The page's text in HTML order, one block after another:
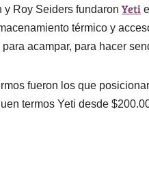
y Roy Seiders fundaron Yeti
térmico y
acampar, para hacer
fueron los que
termos Yeti desde